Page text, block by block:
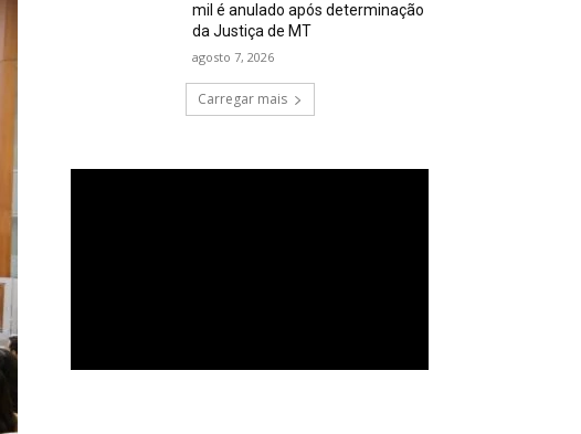
mil é anulado após determinação
da Justiça de MT
agosto 7, 2026
Carregar mais